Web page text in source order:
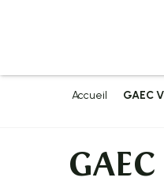
Accueil GAEC